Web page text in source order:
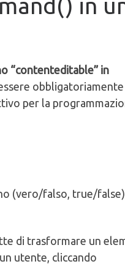
in
“contenteditable” in
obbligatoriamente
per la
(vero/falso, true/
di trasformare un
utente, cliccando